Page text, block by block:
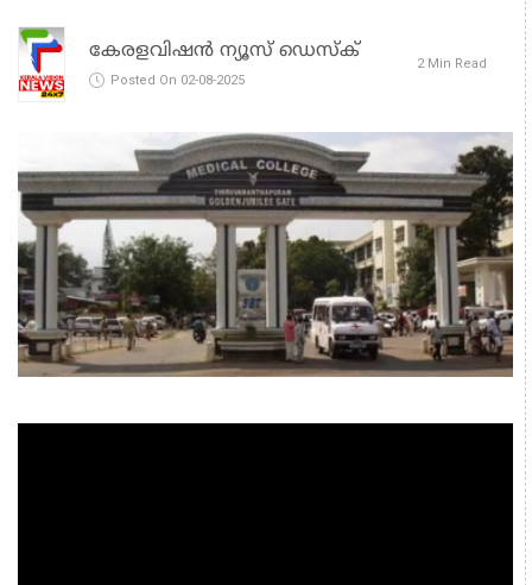
കേരളവിഷൻ ന്യൂസ് ഡെസ്‌ക്
Posted On 02-08-2025
2 Min Read